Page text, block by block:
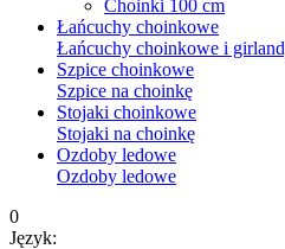
Choinki 100 cm
Łańcuchy choinkowe
Łańcuchy choinkowe i
Szpice choinkowe
Szpice na choinkę
Stojaki choinkowe
Stojaki na choinkę
Ozdoby ledowe
Ozdoby ledowe
0
Język: